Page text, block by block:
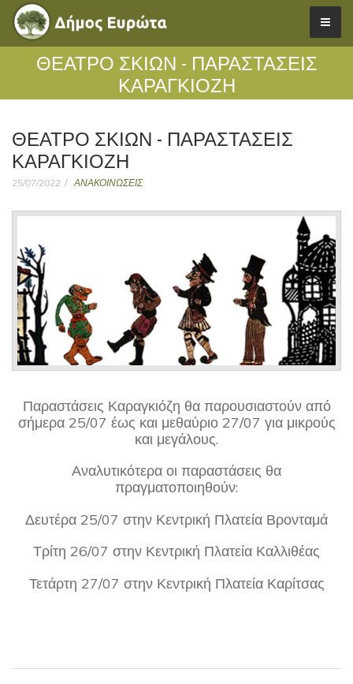
ΘΕΑΤΡΟ ΣΚΙΩΝ - ΠΑΡΑΣΤΑΣΕΙΣ
ΚΑΡΑΓΚΙΟΖΗ
ΘΕΑΤΡΟ ΣΚΙΩΝ - ΠΑΡΑΣΤΑΣΕΙΣ
ΚΑΡΑΓΚΙΟΖΗ
25/07/2022 ΑΝΑΚΟΙΝΩΣΕΙΣ
Παραστάσεις Καραγκιόζη θα παρουσιαστούν από
σήμερα 25/07 έως και μεθαύριο 27/07 για μικρούς
και μεγάλους.
Αναλυτικότερα οι παραστάσεις θα
πραγματοποιηθούν:
Δευτέρα 25/07 στην Κεντρική Πλατεία Βρονταμά
Τρίτη 26/07 στην Κεντρική Πλατεία Καλλιθέας
Τετάρτη 27/07 στην Κεντρική Πλατεία Καρίτσας